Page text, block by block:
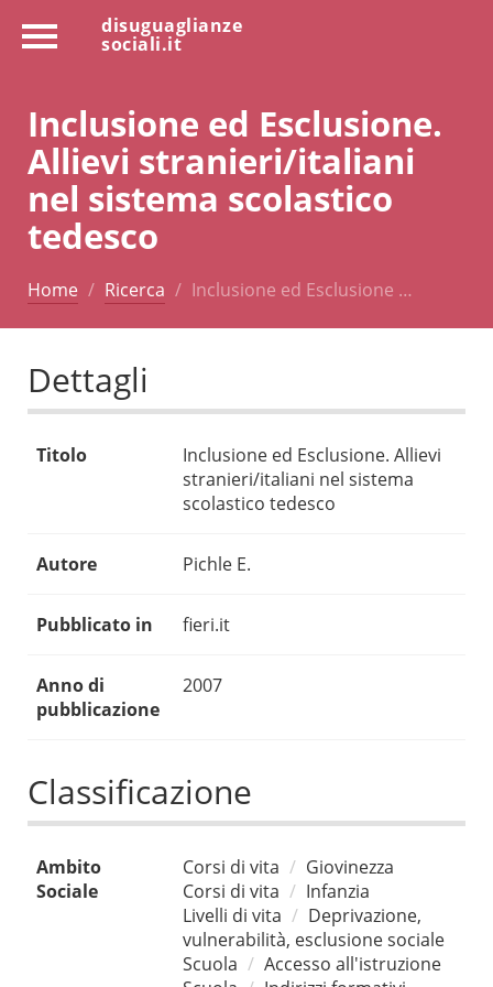
disuguaglianze
sociali.it
Inclusione ed Esclusione.
Allievi stranieri/italiani
nel sistema scolastico
tedesco
Home Ricerca Inclusione ed Esclusione …
Dettagli
Titolo
Inclusione ed Esclusione. Allievi
stranieri/italiani nel sistema
scolastico tedesco
Autore Pichle E.
Pubblicato in fieri.it
Anno di
pubblicazione
2007
Classificazione
Ambito
Sociale
Corsi di vita
Giovinezza
Corsi di vita
Infanzia
Livelli di vita
Deprivazione,
vulnerabilità, esclusione sociale
Scuola
Accesso all'istruzione